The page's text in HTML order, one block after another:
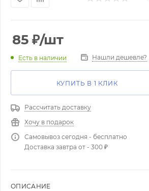
85 ₽/шт
Есть в наличии Нашли дешевле?
КУПИТЬ В 1 КЛИК
Рассчитать доставку
Хочу в подарок
Самовывоз сегодня - бесплатно
Доставка завтра от - 300 ₽
ОПИСАНИЕ